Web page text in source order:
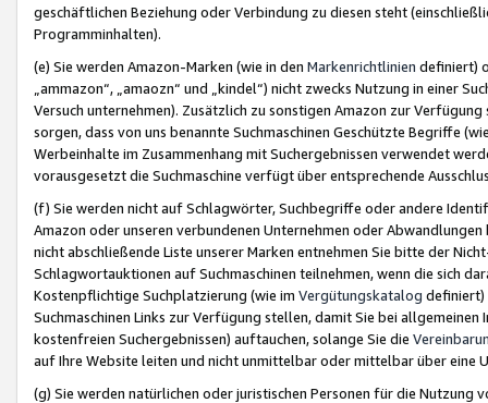
geschäftlichen Beziehung oder Verbindung zu diesen steht
Programminhalten).
(e) Sie werden Amazon-Marken (wie in den Markenrichtlinien definiert)
„ammazon“, „amaozn“ und „kindel“) nicht zwecks Nutzung in einer
Versuch unternehmen). Zusätzlich zu sonstigen Amazon zur
sorgen, dass von uns benannte Suchmaschinen Geschützte Begriffe
Werbeinhalte im Zusammenhang mit Suchergebnissen verwendet
vorausgesetzt die Suchmaschine verfügt über entsprechende
(f) Sie werden nicht auf Schlagwörter, Suchbegriffe oder andere
Amazon oder unseren verbundenen Unternehmen oder
nicht abschließende Liste unserer Marken entnehmen Sie bitte der
Schlagwortauktionen auf Suchmaschinen teilnehmen, wenn die sich
Kostenpflichtige Suchplatzierung (wie im Vergütungskatalog definiert)
Suchmaschinen Links zur Verfügung stellen, damit Sie bei
kostenfreien Suchergebnissen) auftauchen, solange Sie die
auf Ihre Website leiten und nicht unmittelbar oder mittelbar über eine
(g) Sie werden natürlichen oder juristischen Personen für die Nutzung